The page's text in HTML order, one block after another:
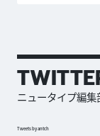
ニュータイプ編
Tweets by antch